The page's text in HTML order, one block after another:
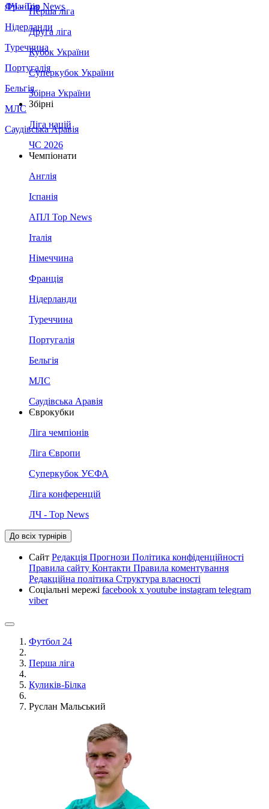
Франція
Нідерланди
Туреччина
Португалія
Бельгія
МЛС
Саудівська Аравія
ЛЧ - Top News
Перша ліга
Друга ліга
Кубок України
Суперкубок України
Збірна України
Збірні
Ліга націй
ЧС 2026
Чемпіонати
Англія
Іспанія
АПЛ Top News
Італія
Німеччина
Франція
Нідерланди
Туреччина
Португалія
Бельгія
МЛС
Саудівська Аравія
Єврокубки
Ліга чемпіонів
Ліга Європи
Суперкубок УЄФА
Ліга конференцій
ЛЧ - Top News
До всіх турнірів
Сайт Редакція Прогнози Політика конфіденційності
Правила сайту Контакти Правила коментування
Редакційна політика Структура власності
Соціальні мережі facebook x youtube instagram telegram
viber
Футбол 24
Перша ліга
Куликів-Білка
Руслан Мальський